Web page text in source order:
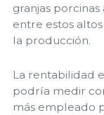
granjas
entre estos
la producción.
La rentabilidad
podría medir
más empleado